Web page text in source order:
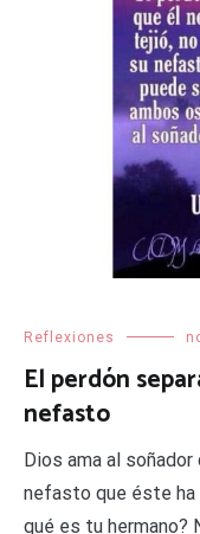
Reflexiones
El perdón
nefasto
Dios ama al
nefasto que éste ha
qué es tu hermano?